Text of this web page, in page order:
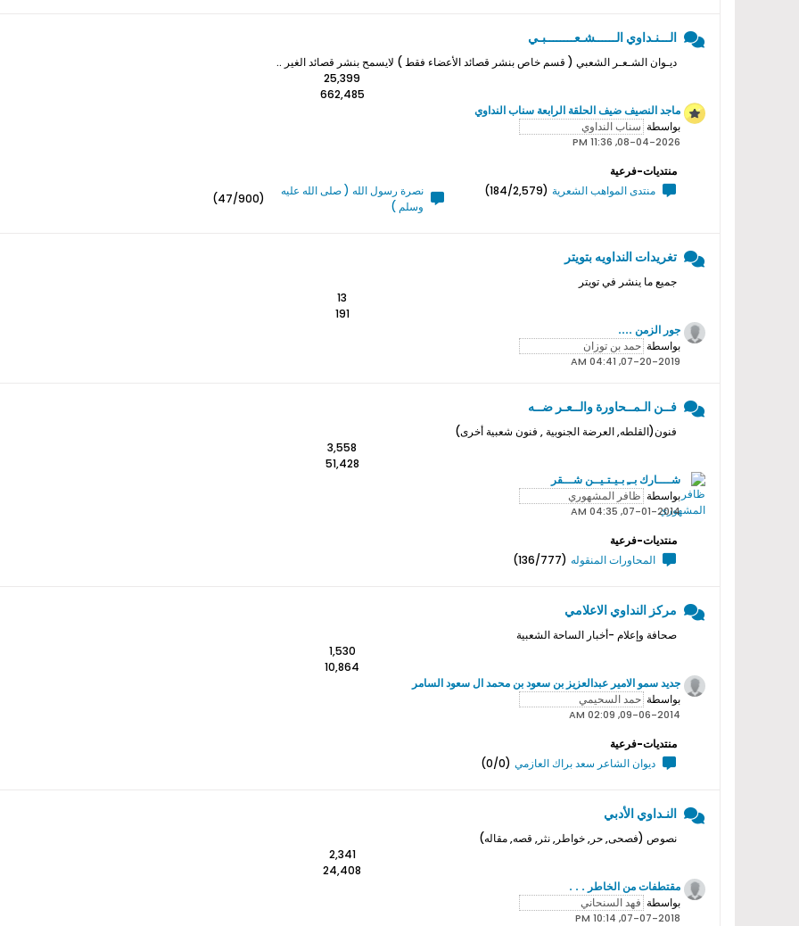
الـــنـداوي الــــــشـعــــــــبـي
ديـوان الشـعـر الشعبي ( قسم خاص بنشر قصائد الأعضاء فقط ) لايسمح بنشر قصائد الغير ..
25,399
662,485
ماجد النصيف ضيف الحلقة الرابعة سناب النداوي
بواسطة
08-04-2026, 11:36 PM
منتديات-فرعية
منتدى المواهب الشعرية (184/2,579)
نصرة رسول الله ( صلى الله عليه
وسلم )
(47/900)
تغريدات النداويه بتويتر
جميع ما ينشر في تويتر
13
191
جور الزمن ....
بواسطة
07-20-2019, 04:41 AM
فــن الـمــحاورة والــعـر ضــه
فنون(القلطه, العرضة الجنوبية , فنون شعبية أخرى)
3,558
51,428
شــــارك بــِ بـيـتـيــن شـــقر
بواسطة
07-01-2014, 04:35 AM
منتديات-فرعية
المحاورات المنقوله (136/777)
مركز النداوي الاعلامي
صحافة وإعلام -أخبار الساحة الشعبية
1,530
10,864
جديد سمو اﻻمير عبدالعزيز بن سعود بن محمد ال سعود السامر
بواسطة
09-06-2014, 02:09 AM
منتديات-فرعية
ديوان الشاعر سعد براك العازمي (0/0)
النـداوي الأدبي
نصوص (فصحى, حر, خواطر, نثر, قصه, مقاله)
2,341
24,408
مقتطفات من الخاطر . . .
بواسطة
07-07-2018, 10:14 PM